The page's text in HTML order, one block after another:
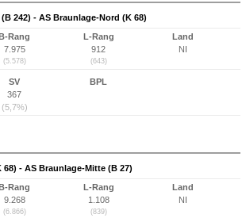
242) - AS Braunlage-Nord (K 68)
B-Rang
7.975
(5.578)
L-Rang
912
(643)
Land
NI
SV
367
(5,7%)
BPL
- AS Braunlage-Mitte (B 27)
B-Rang
9.268
(6.866)
L-Rang
1.108
(839)
Land
NI